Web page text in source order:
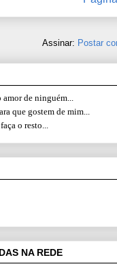
Assinar: Postar
de ninguém...
que gostem de mim...
o resto...
NA REDE